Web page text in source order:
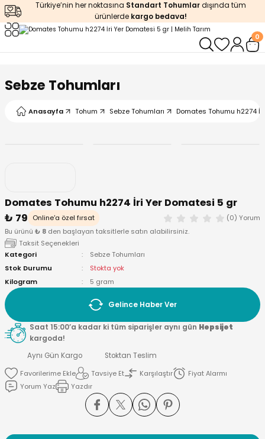
Türkiye’nin her noktasına Standart Tohumlardışında tüm
ürünlerde kargo bedava!
0
Sebze Tohumları
Anasayfa Tohum Sebze Tohumları Domates Tohumu h2274
Domates Tohumu h2274 İri Yer Domatesi 5 gr
₺ 79
Online'a özel fırsat
(0) Yorum
Bu ürünü ₺ 8 den başlayan taksitlerle satın alabilirsiniz.
Taksit Seçenekleri
Kategori
Sebze Tohumları
Stok Durumu
Stokta yok
Kilogram
5 gram
Gelince Haber Ver
Saat 15:00’a kadar ki tüm siparişler aynı gün Hepsijet
kargoda!
Aynı Gün Kargo
Stoktan Teslim
Tavsiye Et
Karşılaştır
Fiyat Alarmı
Yorum Yaz
Yazdır
Geri Dön
Geri Dön
Geri Dön
Geri Dön
Ürünleri
Geri Dön
Asit